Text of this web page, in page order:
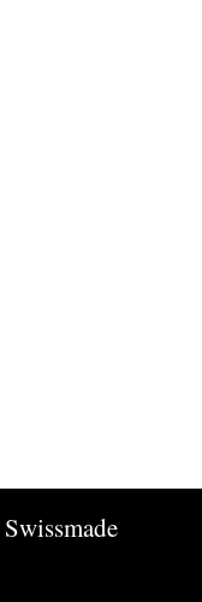
Swissmade